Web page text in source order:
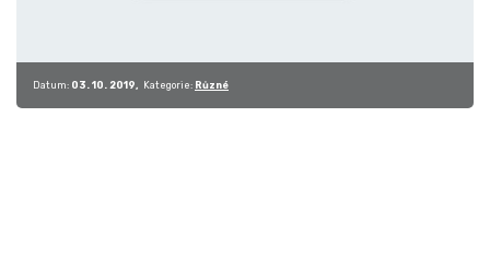
Datum: 03. 10. 2019 Kategorie: Různé